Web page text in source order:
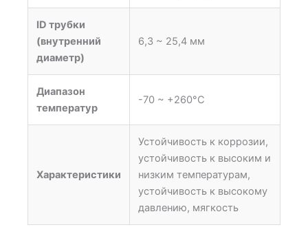
ID трубки
(внутренний
диаметр)
6,3 ~ 25,4 мм
Диапазон
температур
-70 ~ +260°C
Характеристики
Устойчивость к коррозии,
устойчивость к высоким и
низким температурам,
устойчивость к высокому
давлению, мягкость